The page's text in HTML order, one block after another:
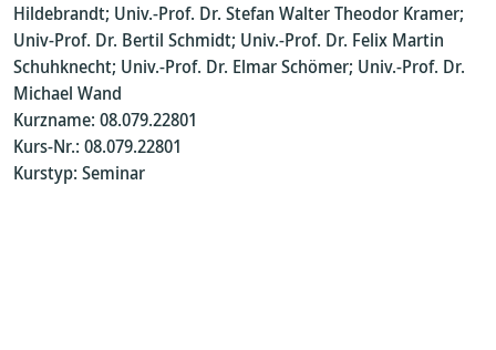
Hildebrandt; Univ.-Prof. Dr. Stefan Walter Theodor Kramer;
Univ-Prof. Dr. Bertil Schmidt; Univ.-Prof. Dr. Felix Martin
Schuhknecht; Univ.-Prof. Dr. Elmar Schömer; Univ.-Prof. Dr.
Michael Wand
Kurzname: 08.079.22801
Kurs-Nr.: 08.079.22801
Kurstyp: Seminar